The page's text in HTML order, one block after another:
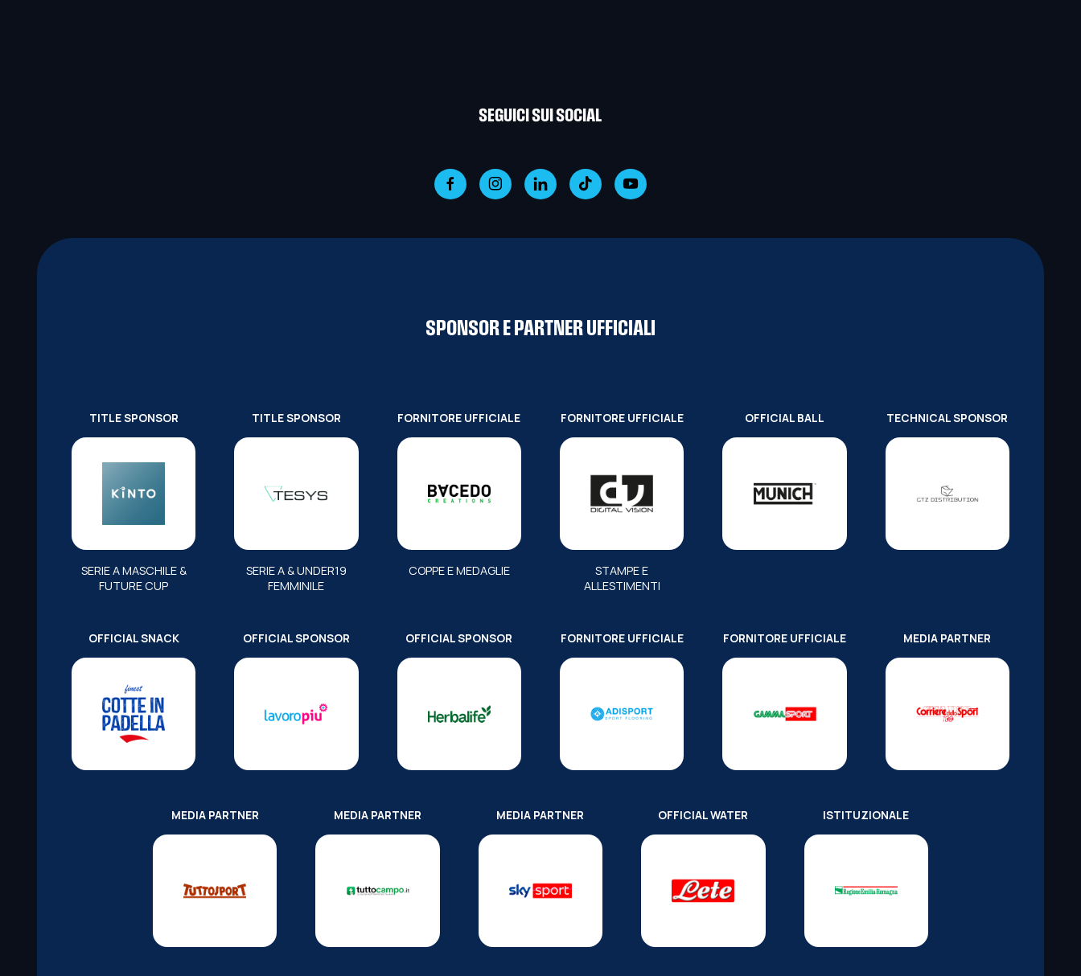
SEGUICI SUI SOCIAL
SPONSOR E PARTNER UFFICIALI
TITLE SPONSOR
SERIE A MASCHILE &
FUTURE CUP
TITLE SPONSOR
SERIE A & UNDER19
FEMMINILE
FORNITORE UFFICIALE
COPPE E MEDAGLIE
FORNITORE UFFICIALE
STAMPE E
ALLESTIMENTI
OFFICIAL BALL TECHNICAL SPONSOR
OFFICIAL SNACK OFFICIAL SPONSOR OFFICIAL SPONSOR FORNITORE UFFICIALE FORNITORE UFFICIALE MEDIA PARTNER
MEDIA PARTNER MEDIA PARTNER MEDIA PARTNER OFFICIAL WATER ISTITUZIONALE